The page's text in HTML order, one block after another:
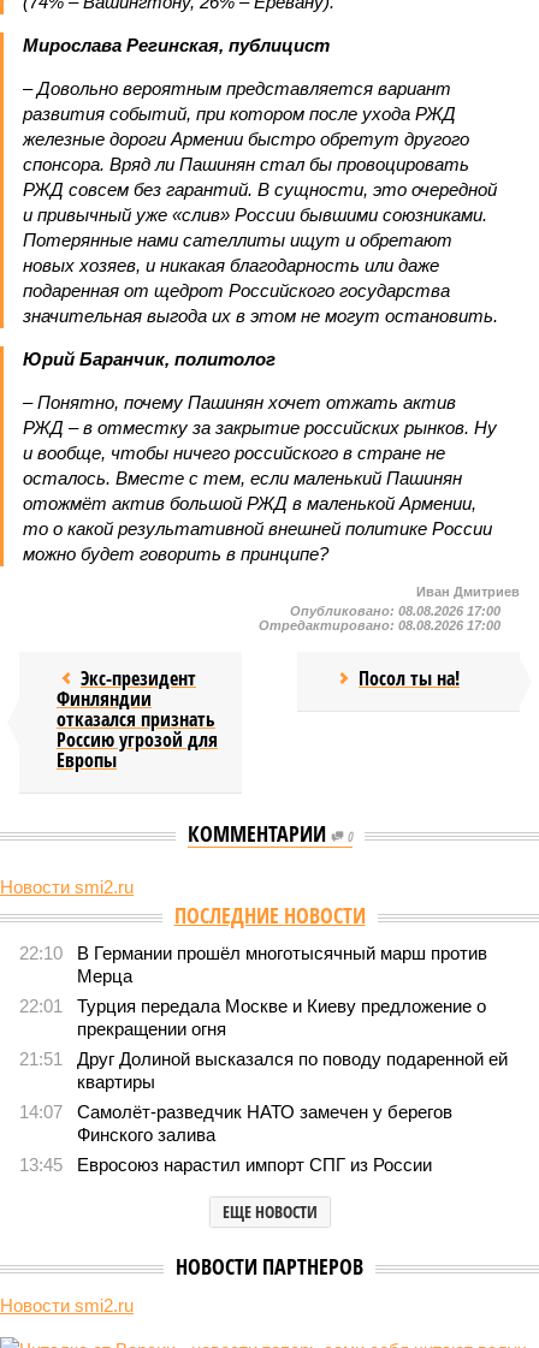
Мирослава Регинская, публицист
– Довольно вероятным представляется вариант
развития событий, при котором после ухода РЖД
железные дороги Армении быстро обретут другого
спонсора. Вряд ли Пашинян стал бы провоцировать
РЖД совсем без гарантий. В сущности, это очередной
и привычный уже «слив» России бывшими союзниками.
Потерянные нами сателлиты ищут и обретают
новых хозяев, и никакая благодарность или даже
подаренная от щедрот Российского государства
значительная выгода их в этом не могут остановить.
Юрий Баранчик, политолог
– Понятно, почему Пашинян хочет отжать актив
РЖД – в отместку за закрытие российских рынков. Ну
и вообще, чтобы ничего российского в стране не
осталось. Вместе с тем, если маленький Пашинян
отожмёт актив большой РЖД в маленькой Армении,
то о какой результативной внешней политике России
можно будет говорить в принципе?
Иван Дмитриев
Опубликовано: 08.08.2026 17:00
Отредактировано: 08.08.2026 17:00
Экс-президент
Финляндии
отказался признать
Россию угрозой для
Европы
Посол ты на!
КОММЕНТАРИИ 0
Новости smi2.ru
ПОСЛЕДНИЕ НОВОСТИ
22:10
В Германии прошёл многотысячный марш против
Мерца
22:01
Турция передала Москве и Киеву предложение о
прекращении огня
21:51
Друг Долиной высказался по поводу подаренной ей
квартиры
14:07
Самолёт-разведчик НАТО замечен у берегов
Финского залива
13:45
Евросоюз нарастил импорт СПГ из России
ЕЩЕ НОВОСТИ
НОВОСТИ ПАРТНЕРОВ
Новости smi2.ru